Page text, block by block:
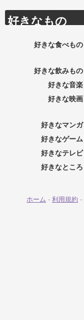
好きなもの
好きな食べもの
好きな飲みもの
好きな音楽
好きな映画
好きなマンガ
好きなゲーム
好きなテレビ
好きなところ
ホーム - 利用規約 -